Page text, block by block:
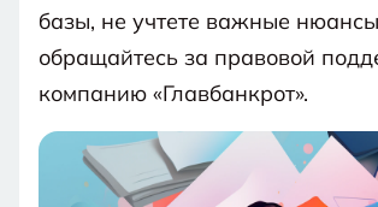
базы, не учтете важные
обращайтесь за правовой
компанию «Главбанкрот».